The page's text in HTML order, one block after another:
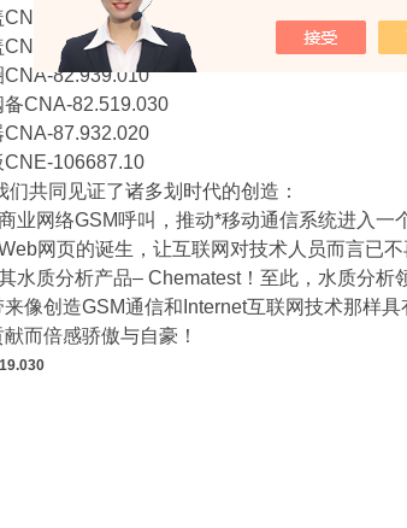
83.591.020
10.329.200
82.939.010
备CNA-82.519.030
87.932.020
106687.10
们共同见证了诸多划时代的创造：
业网络GSM呼叫，推动*移动通信系统进入一
网页的诞生，让互联网对技术人员而言已
水质分析产品– Chematest！至此，水质分析
像创造GSM通信和Internet互联网技术那样
而倍感骄傲与自豪！